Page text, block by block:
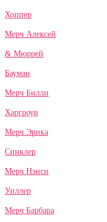
Хоппер
Мерч Алексей
& Мюррей
Бауман
Мерч Билли
Харгроув
Мерч Эрика
Синклер
Мерч Нэнси
Уиллер
Мерч Барбара